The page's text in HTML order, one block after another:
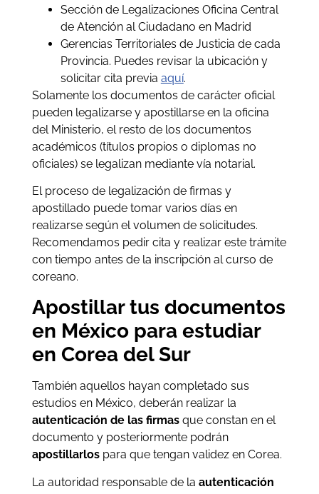
Sección de Legalizaciones Oficina Central
de Atención al Ciudadano en Madrid
Gerencias Territoriales de Justicia de cada
Provincia. Puedes revisar la ubicación y
solicitar cita previa aquí.
Solamente los documentos de carácter oficial
pueden legalizarse y apostillarse en la oficina
del Ministerio, el resto de los documentos
académicos (títulos propios o diplomas no
oficiales) se legalizan mediante vía notarial.
El proceso de legalización de firmas y
apostillado puede tomar varios días en
realizarse según el volumen de solicitudes.
Recomendamos pedir cita y realizar este trámite
con tiempo antes de la inscripción al curso de
coreano.
Apostillar tus documentos
en México para estudiar
en Corea del Sur
También aquellos hayan completado sus
estudios en México, deberán realizar la
autenticación de las firmasque constan en el
documento y posteriormente podrán
apostillarlospara que tengan validez en Corea.
La autoridad responsable de la autenticación